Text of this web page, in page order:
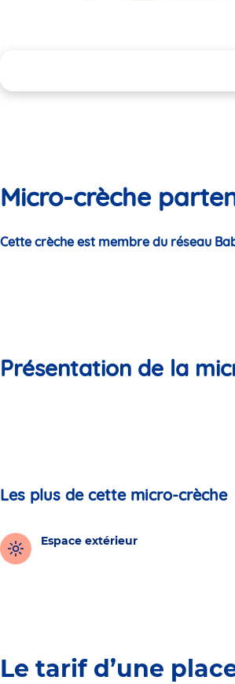
Micro-crèche
Cette crèche est membre du réseau
Présentation de la
Les plus de cette micro-crèche
Espace extérieur
Le tarif d’une